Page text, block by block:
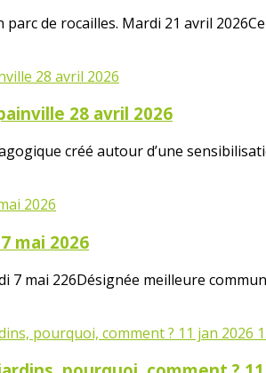
parc de rocailles. Mardi 21 avril
28 avril 2026
créé autour d’une
mai 2026
7 mai 226Désignée meilleure